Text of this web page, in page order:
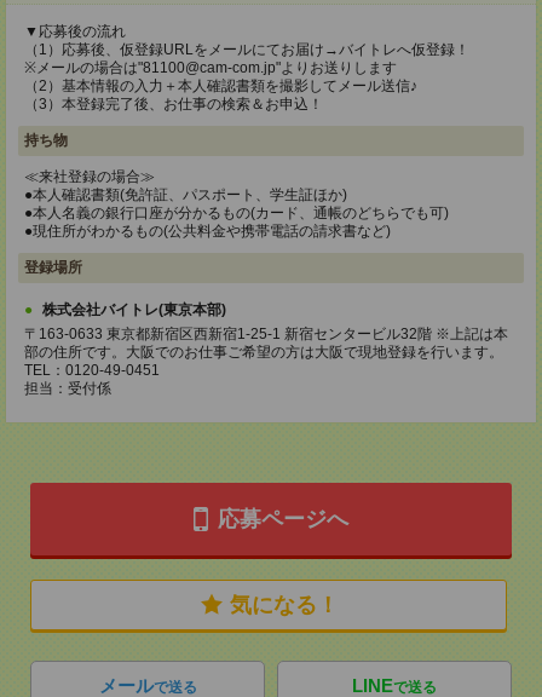
▼応募後の流れ
（1）応募後、仮登録URLをメールにてお届け→バイトレへ仮登録！
※メールの場合は"81100@cam-com.jp"よりお送りします
（2）基本情報の入力＋本人確認書類を撮影してメール送信♪
（3）本登録完了後、お仕事の検索＆お申込！
持ち物
≪来社登録の場合≫
●本人確認書類(免許証、パスポート、学生証ほか)
●本人名義の銀行口座が分かるもの(カード、通帳のどちらでも可)
●現住所がわかるもの(公共料金や携帯電話の請求書など)
登録場所
株式会社バイトレ(東京本部)
〒163-0633 東京都新宿区西新宿1-25-1 新宿センタービル32階 ※上記は本
部の住所です。大阪でのお仕事ご希望の方は大阪で現地登録を行います。
TEL：0120-49-0451
担当：受付係
応募ページへ
気になる！
メールで送る LINEで送る